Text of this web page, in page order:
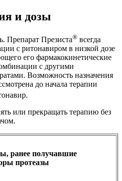
и дозы
Препарат Презиста® всегда
с ритонавиром в низкой дозе
его фармакокинетические
с другими
Возможность назначения
до начала терапии
или прекращать терапию без
ранее получавшие
протеазы